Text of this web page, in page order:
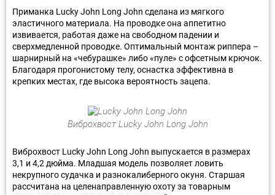
Приманка Lucky John Long John сделана из мягкого
эластичного материала. На проводке она аппетитно
извивается, работая даже на свободном падении и
сверхмедленной проводке. Оптимальный монтаж риппера –
шарнирный на «чебурашке» либо «пуле» с офсетным крючок.
Благодаря прогонистому телу, оснастка эффективна в
крепких местах, где высока вероятность зацепа.
Виброхвост Lucky John Long John
Виброхвост Lucky John Long John выпускается в размерах
3,1 и 4,2 дюйма. Младшая модель позволяет ловить
некрупного судачка и разнокалиберного окуня. Старшая
рассчитана на целенаправленную охоту за товарным